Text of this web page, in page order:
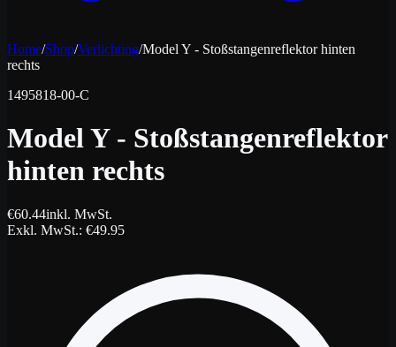
Home/Shop/Verlichting/Model Y - Stoßstangenreflektor hinten
rechts
1495818-00-C
Model Y - Stoßstangenreflektor
hinten rechts
€60.44inkl. MwSt.
Exkl. MwSt.: €49.95